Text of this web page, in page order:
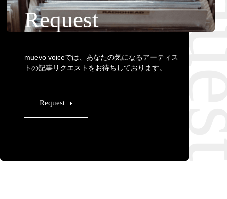
Request
muevo voiceでは、あなたの気になるアーティス
トの記事リクエストをお待ちしております。
Request